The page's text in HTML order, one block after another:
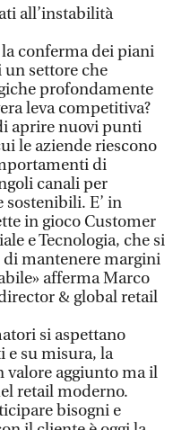
all’instabilità
la conferma dei piani
settore che
profondamente
leva competitiva?
aprire nuovi punti
le aziende riescono
di
canali per
E’ in
in gioco Customer
e Tecnologia, che si
di mantenere margini
afferma Marco
& global retail
si aspettano
e su misura, la
valore aggiunto ma il
retail moderno.
bisogni e